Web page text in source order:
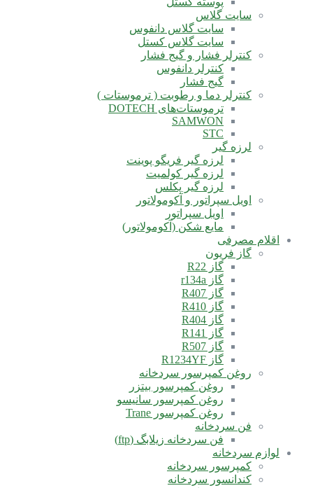
سایت گلاس
سایت گلاس دانفوس
سایت گلاس کستل
کنترلر فشار و گیج فشار
کنترلر دانفوس
گیج فشار
کنترلر دما و رطوبت ( ترموستات )
ترموستات‌های DOTECH
SAMWON
STC
لرزه گیر
لرزه گیر فریگو پوینت
لرزه گیر کولمیت
لرزه گیر پکلس
اویل سپراتور و آکومولاتور
اویل سپراتور
مایع شکن (آکومولاتور)
اقلام مصرفی
گاز فریون
گاز R22
گاز r134a
گاز R407
گاز R410
گاز R404
گاز R141
گاز R507
گاز R1234YF
روغن کمپرسور سردخانه
روغن کمپرسور بیتزر
روغن کمپرسور سانیسو
روغن کمپرسور Trane
فن سردخانه
فن سردخانه زیلابگ (ftp)
لوازم سردخانه
کمپرسور سردخانه
کندانسور سردخانه